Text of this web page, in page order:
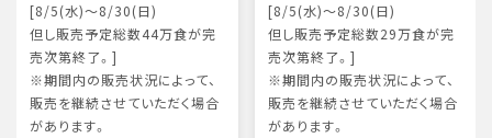
[8/5(水)～8/30(日)
但し販売予定総数44万食が完
売次第終了。]
※期間内の販売状況によって、
販売を継続させていただく場合
があります。
[8/5(水)～8/30(日)
但し販売予定総数29万食が完
売次第終了。]
※期間内の販売状況によって、
販売を継続させていただく場合
があります。